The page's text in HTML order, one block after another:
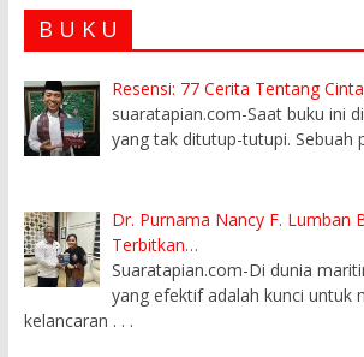
B U K U
Resensi: 77 Cerita Tentang
suaratapian.com-Saat buku ini
yang tak ditutup-tutupi. Sebuah
Dr. Purnama Nancy F. Lumban
Terbitkan…
Suaratapian.com-Di dunia
yang efektif adalah kunci untuk
kelancaran . . .